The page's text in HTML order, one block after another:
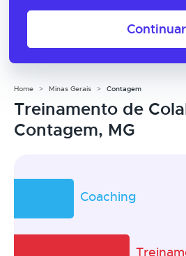
Continuar
Home Minas Gerais Contagem
Treinamento de
Contagem, MG